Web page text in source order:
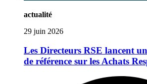
actualité
29 juin 2026
Les Directeurs RSE lancent
de référence sur les Achats